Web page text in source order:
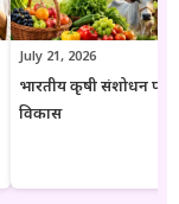
July 21, 2026
भारतीय कृषी संशोधन
विकास